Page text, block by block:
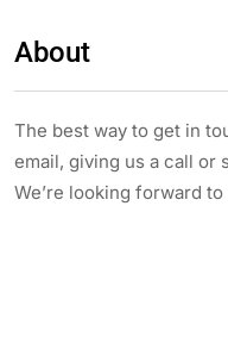
About
The best way to get in
email, giving us a call or
We’re looking forward